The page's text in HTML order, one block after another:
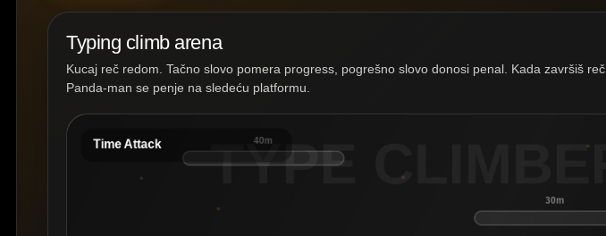
Typing climb arena
Kucaj reč redom. Tačno slovo pomera progress, pogrešno slovo donosi penal. Kada završiš reč,
Panda-man se penje na sledeću platformu.